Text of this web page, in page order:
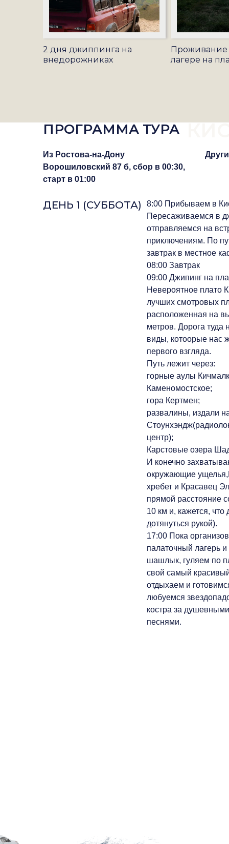
2 дня джиппинга на
внедорожниках
Проживание
лагере на
ПРОГРАММА ТУРА
Из Ростова-на-Дону
Ворошиловский 87 б, сбор в 00:30,
старт в 01:00
ДЕНЬ 1 (СУББОТА)
8:00 Прибываем в
Пересаживаемся в
отправляемся на
приключениям. По
завтрак в местное
‌08:00 Завтрак
09:00 Джипинг на
Невероятное плато
лучших смотровых
расположенная на
метров. Дорога туда
виды, котоорые нас
первого взгляда.
Путь лежит через:
горные аулы
Каменомостское;
гора Кертмен;
развалины, издали
центр);
Карстовые озера
И конечно
окружающие
хребет и Красавец
прямой расстояние
10 км и, кажется,
дотянуться рукой).
17:00 Пока
палаточный лагерь
шашлык, гуляем по
свой самый
отдыхаем и
любуемся
костра за
песнями.